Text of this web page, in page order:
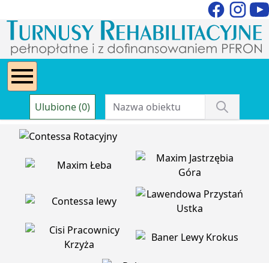
Ulubione (0)